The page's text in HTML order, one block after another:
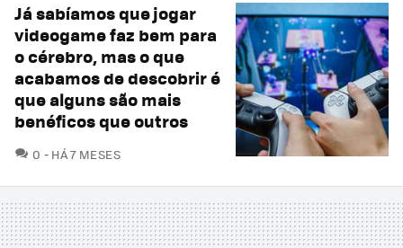
Já sabíamos que jogar
videogame faz bem para
o cérebro, mas o que
acabamos de descobrir é
que alguns são mais
benéficos que outros
0 COMENTÁRIOS
HÁ 7 MESES